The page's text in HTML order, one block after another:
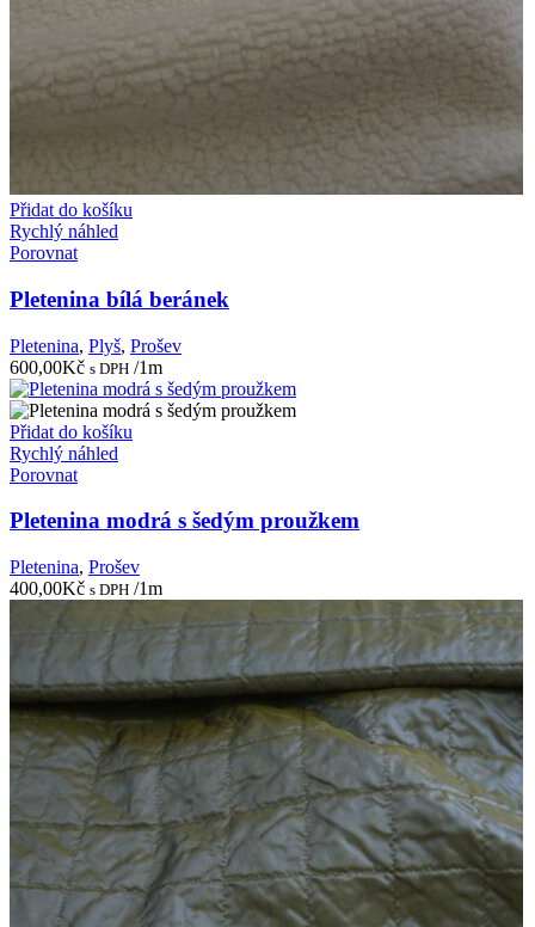
Přidat do košíku
Rychlý náhled
Porovnat
Pletenina bílá beránek
Pletenina, Plyš, Prošev
600,00Kč s DPH /1m
Přidat do košíku
Rychlý náhled
Porovnat
Pletenina modrá s šedým proužkem
Pletenina, Prošev
400,00Kč s DPH /1m